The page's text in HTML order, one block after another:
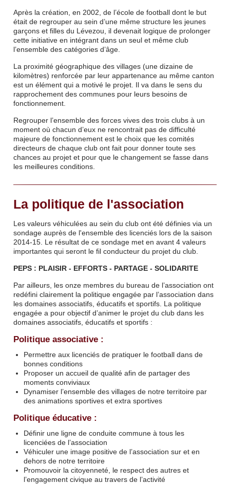
Après la création, en 2002, de l’école de football dont le but
était de regrouper au sein d’une même structure les jeunes
garçons et filles du Lévezou, il devenait logique de prolonger
cette initiative en intégrant dans un seul et même club
l’ensemble des catégories d’âge.
La proximité géographique des villages (une dizaine de
kilomètres) renforcée par leur appartenance au même canton
est un élément qui a motivé le projet. Il va dans le sens du
rapprochement des communes pour leurs besoins de
fonctionnement.
Regrouper l’ensemble des forces vives des trois clubs à un
moment où chacun d’eux ne rencontrait pas de difficulté
majeure de fonctionnement est le choix que les comités
directeurs de chaque club ont fait pour donner toute ses
chances au projet et pour que le changement se fasse dans
les meilleures conditions.
La politique de l'association
Les valeurs véhiculées au sein du club ont été définies via un
sondage auprès de l'ensemble des licenciés lors de la saison
2014-15. Le résultat de ce sondage met en avant 4 valeurs
importantes qui seront le fil conducteur du projet du club.
PEPS : PLAISIR - EFFORTS - PARTAGE - SOLIDARITE
Par ailleurs, les onze membres du bureau de l’association ont
redéfini clairement la politique engagée par l’association dans
les domaines associatifs, éducatifs et sportifs. La politique
engagée a pour objectif d’animer le projet du club dans les
domaines associatifs, éducatifs et sportifs :
Politique associative :
Permettre aux licenciés de pratiquer le football dans de
bonnes conditions
Proposer un accueil de qualité afin de partager des
moments conviviaux
Dynamiser l’ensemble des villages de notre territoire par
des animations sportives et extra sportives
Politique éducative :
Définir une ligne de conduite commune à tous les
licenciées de l’association
Véhiculer une image positive de l’association sur et en
dehors de notre territoire
Promouvoir la citoyenneté, le respect des autres et
l’engagement civique au travers de l’activité